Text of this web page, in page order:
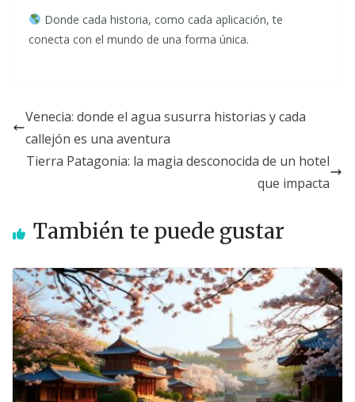
Donde cada historia, como cada aplicación, te
conecta con el mundo de una forma única.
Venecia: donde el agua susurra historias y cada
callejón es una aventura
Tierra Patagonia: la magia desconocida de un hotel
que impacta
También te puede gustar